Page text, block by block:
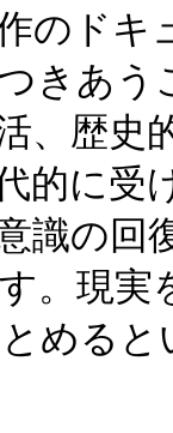
のドキ
きあ
、歴史
的に受
識の回
。現
める